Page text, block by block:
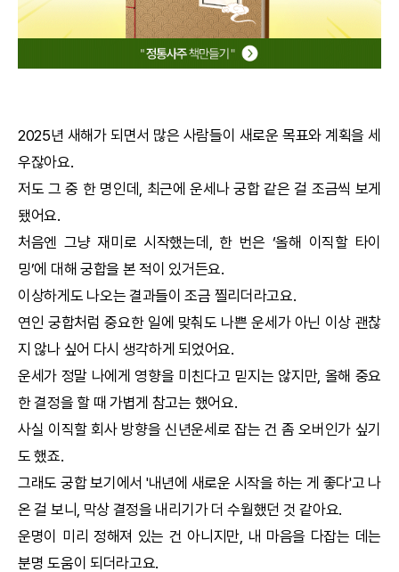
수리사주
문의사항
2025년 새해가 되면서 많은 사람들이 새로운 목표와 계획을 세
우잖아요.
저도 그 중 한 명인데, 최근에 운세나궁합같은 걸 조금씩 보게
됐어요.
처음엔 그냥 재미로 시작했는데, 한 번은 ‘올해 이직할 타이
밍’에 대해 궁합을 본 적이 있거든요.
이상하게도 나오는 결과들이 조금 찔리더라고요.
연인 궁합처럼 중요한 일에 맞춰도 나쁜 운세가 아닌 이상 괜찮
지 않나 싶어 다시 생각하게 되었어요.
운세가 정말 나에게 영향을 미친다고 믿지는 않지만, 올해 중요
한 결정을 할 때 가볍게 참고는 했어요.
사실 이직할 회사 방향을 신년운세 로 잡는 건 좀 오버인가 싶기
도 했죠.
그래도 궁합보기에서 '내년에 새로운 시작을 하는 게 좋다'고 나
온 걸 보니, 막상 결정을 내리기가 더 수월했던 것 같아요.
운명이 미리 정해져 있는 건 아니지만, 내 마음을 다잡는 데는
분명 도움이 되더라고요.